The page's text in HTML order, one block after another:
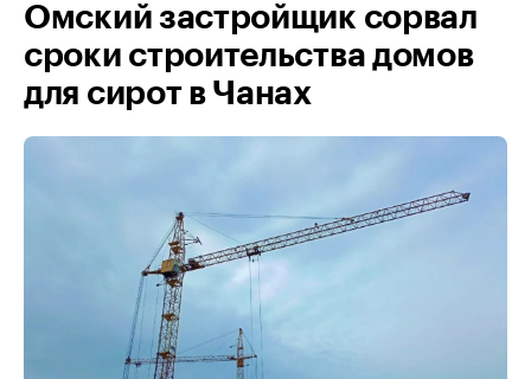
Омский застройщик сорвал
сроки строительства домов
для сирот в Чанах